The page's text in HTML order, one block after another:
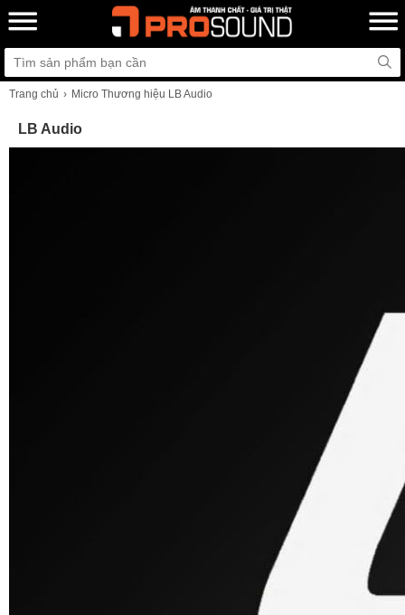
Trang chủ Micro Thương hiệu LB Audio
LB Audio